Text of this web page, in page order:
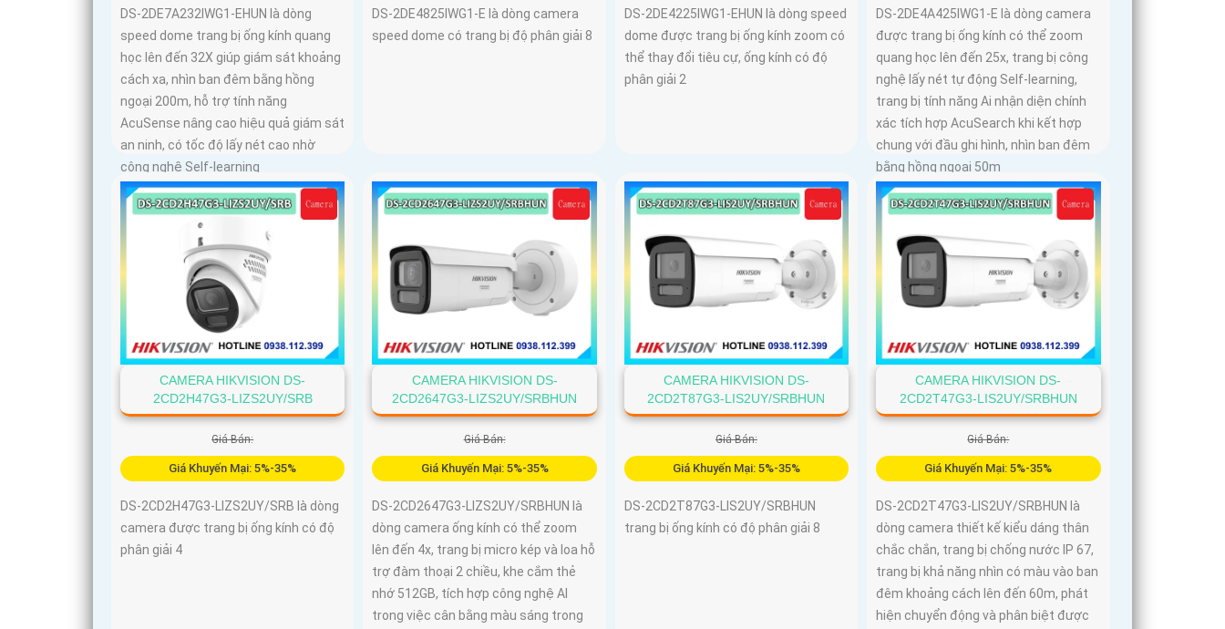
DS-2DE7A232IWG1-EHUN là dòng
speed dome trang bị ống kính quang
học lên đến 32X giúp giám sát khoảng
cách xa, nhìn ban đêm bằng hồng
ngoại 200m, hỗ trợ tính năng
AcuSense nâng cao hiệu quả giám sát
an ninh, có tốc độ lấy nét cao nhờ
công nghệ Self-learning
DS-2DE4825IWG1-E là dòng camera
speed dome có trang bị độ phân giải 8
DS-2DE4225IWG1-EHUN là dòng speed
dome được trang bị ống kính zoom có
thể thay đổi tiêu cự, ống kính có độ
phân giải 2
DS-2DE4A425IWG1-E là dòng camera
được trang bị ống kính có thể zoom
quang học lên đến 25x, trang bị công
nghệ lấy nét tự động Self-learning,
trang bị tính năng Ai nhận diện chính
xác tích hợp AcuSearch khi kết hợp
chung với đầu ghi hình, nhìn ban đêm
bằng hồng ngoại 50m
CAMERA HIKVISION DS-
2CD2H47G3-LIZS2UY/SRB
Giá Bán:
Giá Khuyến Mại: 5%-35%
DS-2CD2H47G3-LIZS2UY/SRB là dòng
camera được trang bị ống kính có độ
phân giải 4
CAMERA HIKVISION DS-
2CD2647G3-LIZS2UY/SRBHUN
Giá Bán:
Giá Khuyến Mại: 5%-35%
DS-2CD2647G3-LIZS2UY/SRBHUN là
dòng camera ống kính có thể zoom
lên đến 4x, trang bị micro kép và loa hỗ
trợ đàm thoại 2 chiều, khe cắm thẻ
nhớ 512GB, tích hợp công nghệ AI
trong việc cân bằng màu sáng trong
CAMERA HIKVISION DS-
2CD2T87G3-LIS2UY/SRBHUN
Giá Bán:
Giá Khuyến Mại: 5%-35%
DS-2CD2T87G3-LIS2UY/SRBHUN
trang bị ống kính có độ phân giải 8
CAMERA HIKVISION DS-
2CD2T47G3-LIS2UY/SRBHUN
Giá Bán:
Giá Khuyến Mại: 5%-35%
DS-2CD2T47G3-LIS2UY/SRBHUN là
dòng camera thiết kế kiểu dáng thân
chắc chắn, trang bị chống nước IP 67,
trang bị khả năng nhìn có màu vào ban
đêm khoảng cách lên đến 60m, phát
hiện chuyển động và phân biệt được